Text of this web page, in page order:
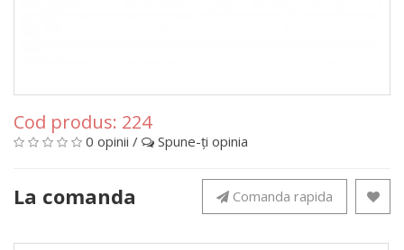
Cod produs: 224
0 opinii / Spune-ţi opinia
La comanda Comanda rapida